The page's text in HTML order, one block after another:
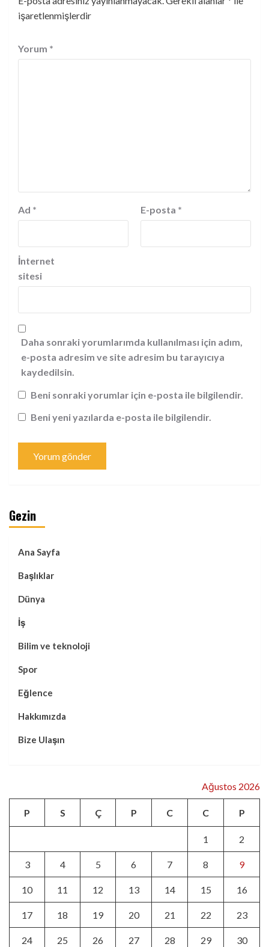
işaretlenmişlerdir
Yorum *
Ad * E-posta *
İnternet
sitesi
Daha sonraki yorumlarımda kullanılması için adım,
e-posta adresim ve site adresim bu tarayıcıya
kaydedilsin.
Beni sonraki yorumlar için e-posta ile bilgilendir.
Beni yeni yazılarda e-posta ile bilgilendir.
Gezin
Ana Sayfa
Başlıklar
Dünya
İş
Bilim ve teknoloji
Spor
Eğlence
Hakkımızda
Bize Ulaşın
Ağustos 2026
P S Ç P C C P
1 2
3 4 5 6 7 8 9
10 11 12 13 14 15 16
17 18 19 20 21 22 23
24 25 26 27 28 29 30